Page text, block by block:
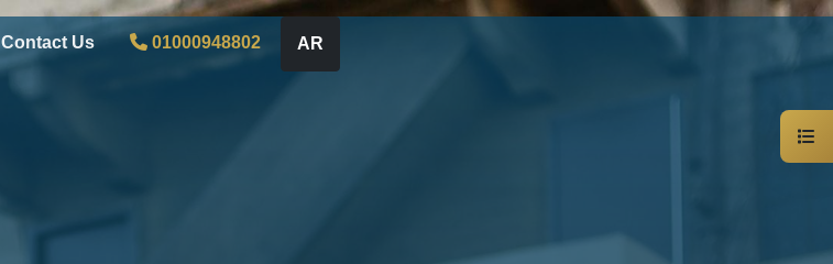
Contact Us 01000948802 AR